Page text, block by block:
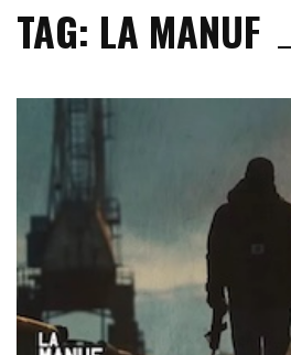
TAG: LA MANUF